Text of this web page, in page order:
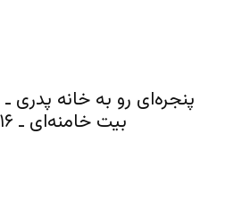
پنجره‌ای رو به خانه پدری
بیت خامنه‌ای ـ ۱۶ امرداد / ۷ آگوست